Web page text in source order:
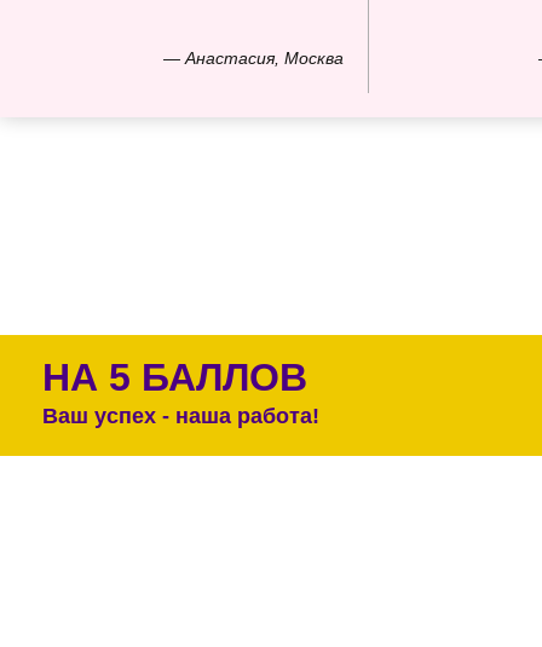
— Анастасия, Москва
НА 5 БАЛЛОВ
Ваш успех - наша работа!